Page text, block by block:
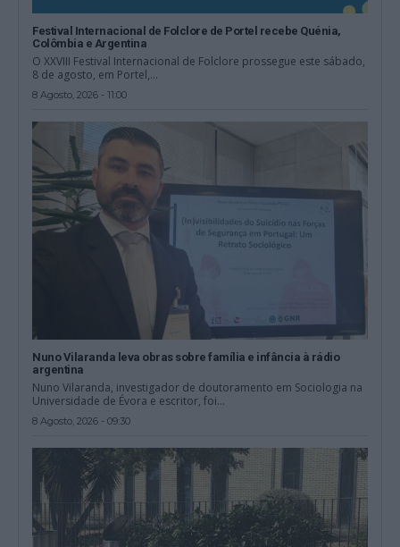
Festival Internacional de Folclore de Portel recebe Quénia,
Colômbia e Argentina
O XXVIII Festival Internacional de Folclore prossegue este sábado,
8 de agosto, em Portel,...
8 Agosto, 2026 - 11:00
Nuno Vilaranda leva obras sobre família e infância à rádio
argentina
Nuno Vilaranda, investigador de doutoramento em Sociologia na
Universidade de Évora e escritor, foi...
8 Agosto, 2026 - 09:30